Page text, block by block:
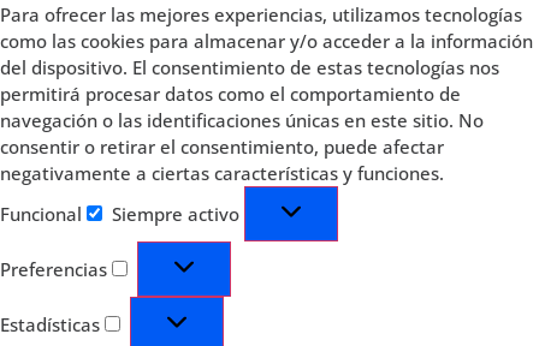
Para ofrecer las mejores experiencias, utilizamos tecnologías
como las cookies para almacenar y/o acceder a la información
del dispositivo. El consentimiento de estas tecnologías nos
permitirá procesar datos como el comportamiento de
navegación o las identificaciones únicas en este sitio. No
consentir o retirar el consentimiento, puede afectar
negativamente a ciertas características y funciones.
Funcional
Siempre activo
Preferencias
Estadísticas